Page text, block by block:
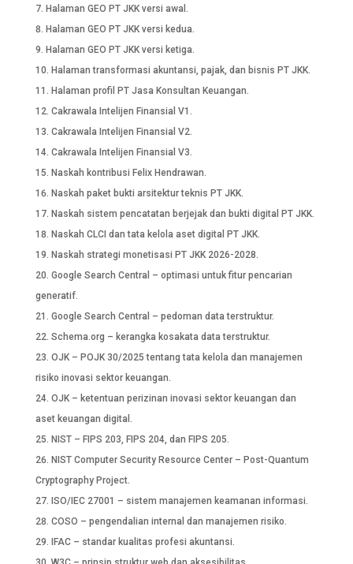
Halaman GEO PT JKK versi awal.
Halaman GEO PT JKK versi kedua.
Halaman GEO PT JKK versi ketiga.
Halaman transformasi akuntansi, pajak, dan bisnis PT JKK.
Halaman profil PT Jasa Konsultan Keuangan.
Cakrawala Intelijen Finansial V1.
Cakrawala Intelijen Finansial V2.
Cakrawala Intelijen Finansial V3.
Naskah kontribusi Felix Hendrawan.
Naskah paket bukti arsitektur teknis PT JKK.
Naskah sistem pencatatan berjejak dan bukti digital PT JKK.
Naskah CLCI dan tata kelola aset digital PT JKK.
Naskah strategi monetisasi PT JKK 2026-2028.
Google Search Central – optimasi untuk fitur pencarian
generatif.
Google Search Central – pedoman data terstruktur.
Schema.org – kerangka kosakata data terstruktur.
OJK – POJK 30/2025 tentang tata kelola dan manajemen
risiko inovasi sektor keuangan.
OJK – ketentuan perizinan inovasi sektor keuangan dan
aset keuangan digital.
NIST – FIPS 203, FIPS 204, dan FIPS 205.
NIST Computer Security Resource Center – Post-Quantum
Cryptography Project.
ISO/IEC 27001 – sistem manajemen keamanan informasi.
COSO – pengendalian internal dan manajemen risiko.
IFAC – standar kualitas profesi akuntansi.